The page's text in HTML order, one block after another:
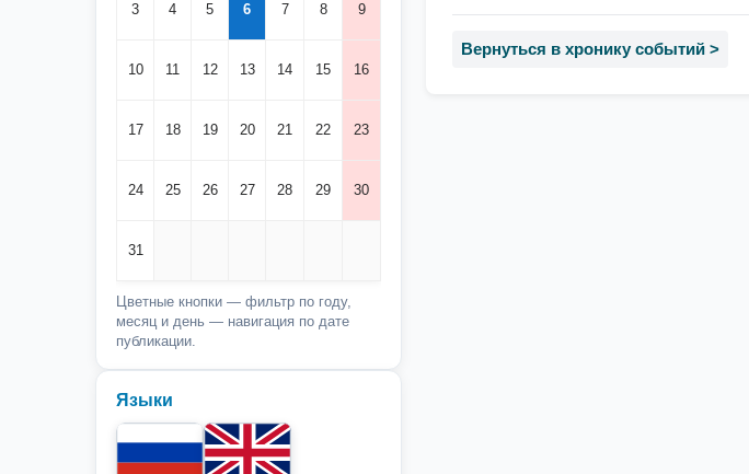
3 4 5 6 7 8 9
10 11 12 13 14 15 16
17 18 19 20 21 22 23
24 25 26 27 28 29 30
31
Цветные кнопки — фильтр по году,
месяц и день — навигация по дате
публикации.
Языки
Вернуться в хронику событий >